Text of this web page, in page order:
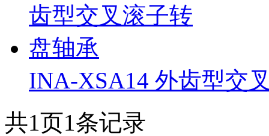
INA-XSA14 外齿型交
共1页1条记录